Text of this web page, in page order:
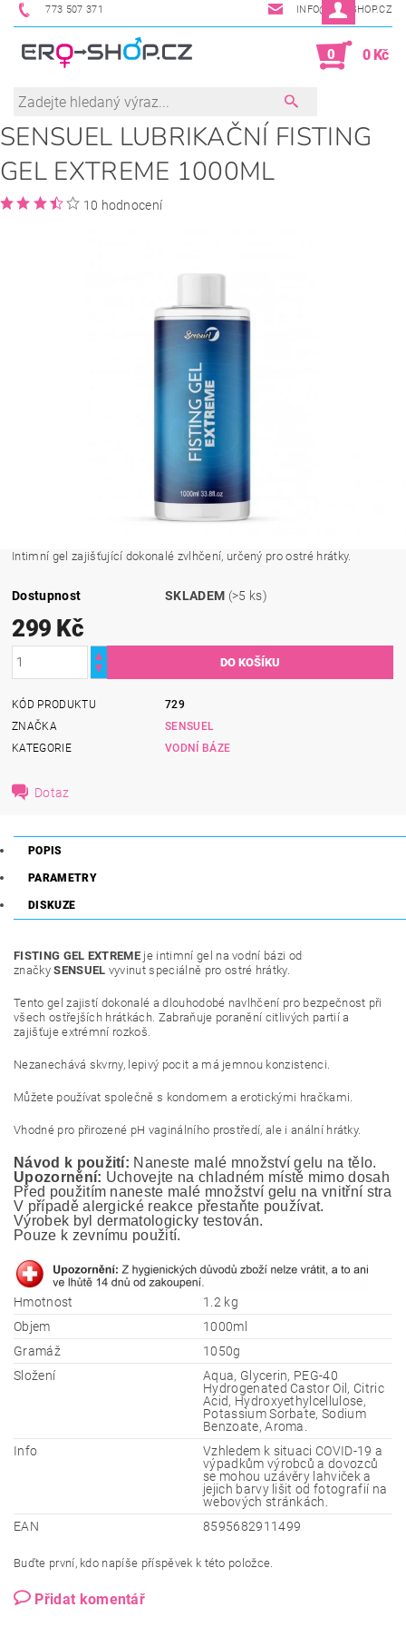
773 507 371 INFO@ERO-SHOP.CZ
0 0 Kč
SENSUEL LUBRIKAČNÍ FISTING
GEL EXTREME 1000ML
10 hodnocení
Intimní gel zajišťující dokonalé zvlhčení, určený pro ostré hrátky.
Dostupnost SKLADEM (>5 ks)
299 Kč
KÓD PRODUKTU
729
ZNAČKA
SENSUEL
KATEGORIE
VODNÍ BÁZE
Dotaz
POPIS
PARAMETRY
DISKUZE
FISTING GEL EXTREME je intimní gel na vodní bázi od
značkySENSUEL vyvinut speciálně pro ostré hrátky.
Tento gel zajistí dokonalé a dlouhodobé navlhčení pro bezpečnost při
všech ostřejších hrátkách. Zabraňuje poranění citlivých partií a
zajišťuje extrémní rozkoš.
Nezanechává skvrny, lepivý pocit a má jemnou konzistenci.
Můžete používat společně s kondomem a erotickými hračkami.
Vhodné pro přirozené pH vaginálního prostředí,ale i anální hrátky.
Návod k použití: Naneste malé množství gelu na tělo.
Upozornění: Uchovejte na chladném místě mimo dosah
Před použitím naneste malé množství gelu na vnitřní
V případě alergické reakce přestaňte používat.
Výrobek byl dermatologicky testován.
Pouze k zevnímu použití.
Hmotnost
1.2 kg
Objem
1000ml
Gramáž
1050g
Složení
Aqua, Glycerin, PEG-40
Hydrogenated Castor Oil, Citric
Acid, Hydroxyethylcellulose,
Potassium Sorbate, Sodium
Benzoate, Aroma.
Info
Vzhledem k situaci COVID-19 a
výpadkům výrobců a dovozců
se mohou uzávěry lahviček a
jejich barvy lišit od fotografií na
webových stránkách.
EAN
8595682911499
Buďte první, kdo napíše příspěvek k této položce.
Přidat komentář